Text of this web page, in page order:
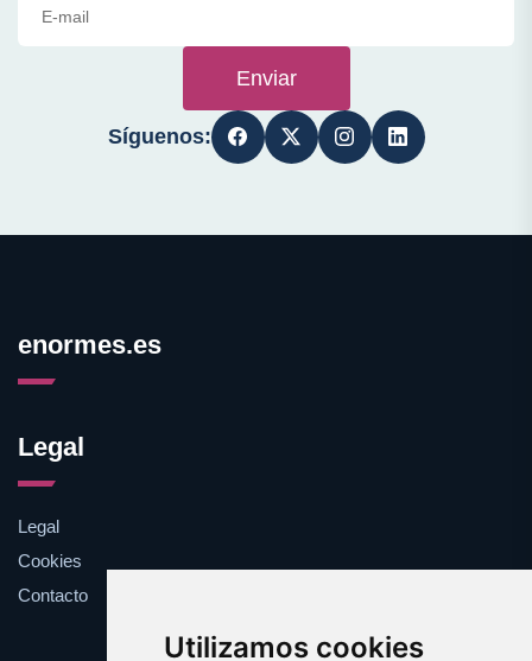
Utilizamos cookies
Enviar
Síguenos:
enormes.es
Legal
Legal
Cookies
Contacto